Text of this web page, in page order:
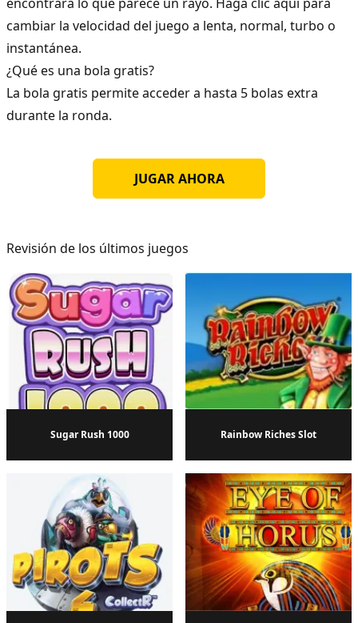
cambiar la velocidad del juego a lenta, normal, turbo o
instantánea.
¿Qué es una bola gratis?
La bola gratis permite acceder a hasta 5 bolas extra
durante la ronda.
JUGAR AHORA
Revisión de los últimos juegos
Sugar Rush 1000 Rainbow Riches Slot